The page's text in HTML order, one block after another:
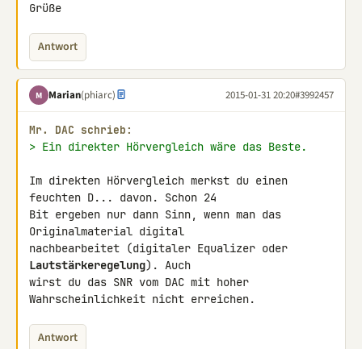
Grüße
Antwort
M Marian(phiarc) 2015-01-31 20:20#3992457
Mr. DAC schrieb:
> Ein direkter Hörvergleich wäre das Beste.
Im direkten Hörvergleich merkst du einen
feuchten D... davon. Schon 24
Bit ergeben nur dann Sinn, wenn man das
Originalmaterial digital
Lautstärkeregelung). Auch
wirst du das SNR vom DAC mit hoher
Wahrscheinlichkeit nicht erreichen.
Antwort